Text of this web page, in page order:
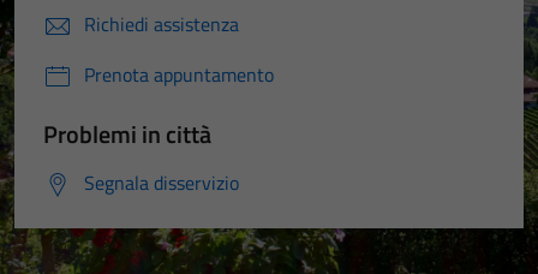
Richiedi assistenza
Prenota appuntamento
Problemi in città
Segnala disservizio